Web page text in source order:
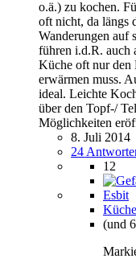
o.ä.) zu kochen.
oft nicht, da längs
Wanderungen auf
führen i.d.R. auch
Küche oft nur den
erwärmen muss.
ideal. Leichte
über den Topf-/
Möglichkeiten
8. Juli 2014
24
12
Esbit
Küche
(und